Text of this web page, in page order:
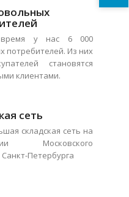
у нас 6 000
потребителей. Из них
становятся
клиентами.
сеть
складская сеть на
Московского
Петербурга